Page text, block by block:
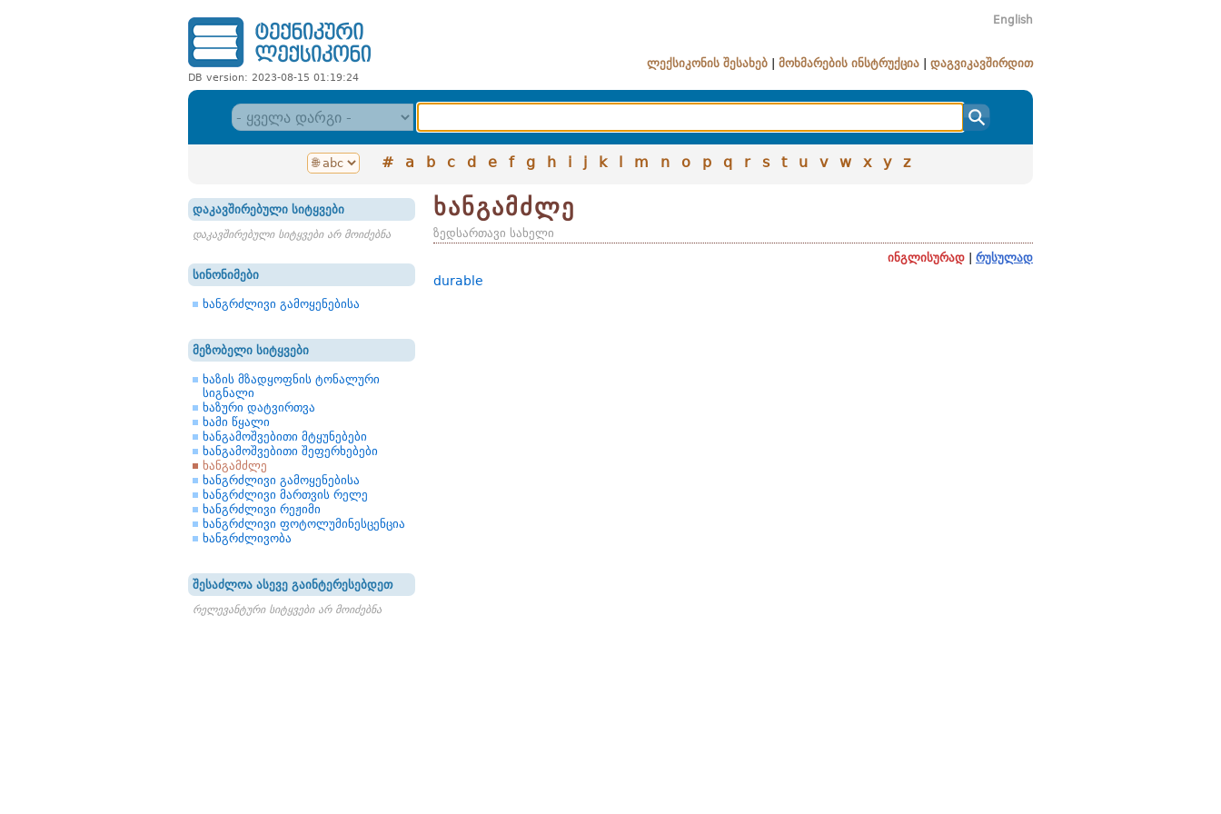
DB version: 2023-08-15 01:19:24
English
ლექსიკონის შესახებ მოხმარების ინსტრუქცია დაგვიკავშირდით
# a b c d e f g h i j k l m n o p q r s t u v w x y z
დაკავშირებული სიტყვები
დაკავშირებული სიტყვები არ მოიძებნა
სინონიმები
ხანგრძლივი გამოყენებისა
მეზობელი სიტყვები
ხაზის მზადყოფნის ტონალური
სიგნალი
ხაზური დატვირთვა
ხამი წყალი
ხანგამოშვებითი მტყუნებები
ხანგამოშვებითი შეფერხებები
ხანგამძლე
ხანგრძლივი გამოყენებისა
ხანგრძლივი მართვის რელე
ხანგრძლივი რეჟიმი
ხანგრძლივი ფოტოლუმინესცენცია
ხანგრძლივობა
შესაძლოა ასევე გაინტერესებდეთ
რელევანტური სიტყვები არ მოიძებნა
ხანგამძლე
ზედსართავი სახელი
ინგლისურად
რუსულად
durable